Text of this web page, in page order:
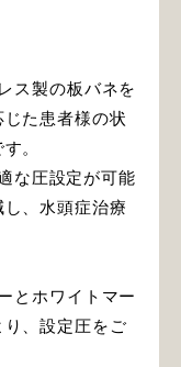
ス製の板バネを
た患者様の状
。
な圧設定が可能
、水頭症治療
とホワイトマー
、設定圧をご